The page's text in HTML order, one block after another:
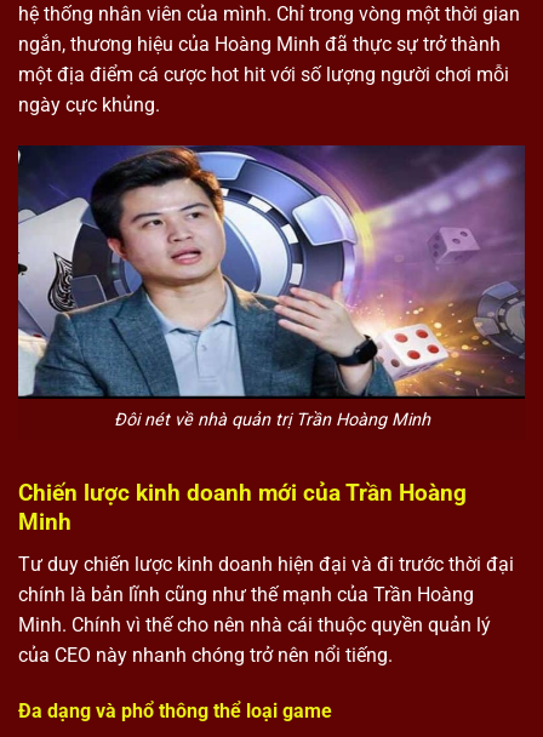
hệ thống nhân viên của mình. Chỉ trong vòng một thời gian
ngắn, thương hiệu của Hoàng Minh đã thực sự trở thành
một địa điểm cá cược hot hit với số lượng người chơi mỗi
ngày cực khủng.
Đôi nét về nhà quản trị Trần Hoàng Minh
Chiến lược kinh doanh mới của Trần Hoàng
Minh
Tư duy chiến lược kinh doanh hiện đại và đi trước thời đại
chính là bản lĩnh cũng như thế mạnh của Trần Hoàng
Minh. Chính vì thế cho nên nhà cái thuộc quyền quản lý
của CEO này nhanh chóng trở nên nổi tiếng.
Đa dạng và phổ thông thể loại game